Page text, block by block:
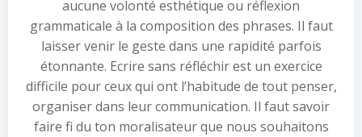
aucune volonté esthétique ou réflexion
grammaticale à la composition des phrases. Il faut
laisser venir le geste dans une rapidité parfois
étonnante. Ecrire sans réfléchir est un exercice
difficile pour ceux qui ont l’habitude de tout penser,
organiser dans leur communication. Il faut savoir
faire fi du ton moralisateur que nous souhaitons